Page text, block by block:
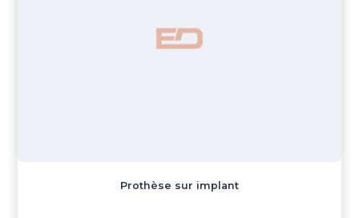
Prothèse sur implant